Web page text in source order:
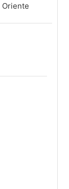
Oriente